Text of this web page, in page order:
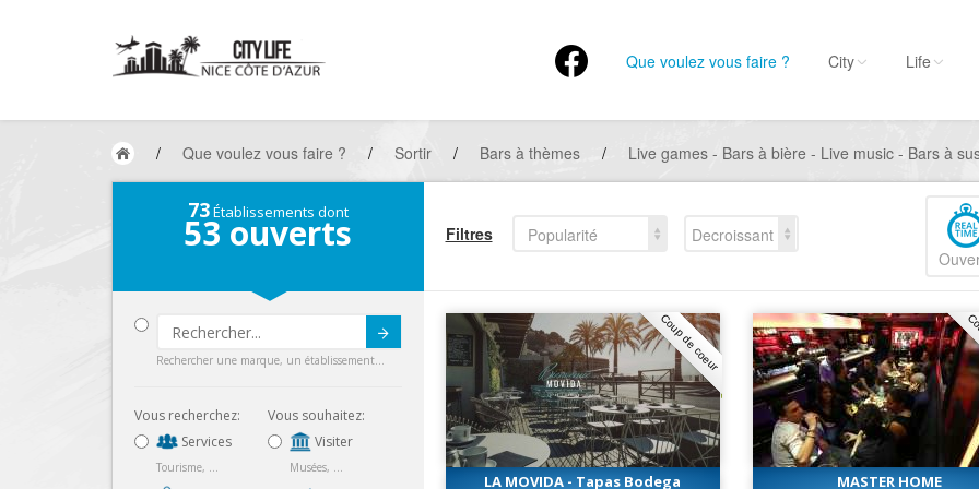
Que voulez vous faire ? City Life
/ Que voulez vous faire ? / Sortir / Bars à thèmes / Live games - Bars à bière - Live music - Bars à
73Établissements dont
53 ouverts
Rechercher une marque, un établissement...
Vous recherchez:
Services
Tourisme, ...
Vous souhaitez:
Visiter
Musées, ...
Filtres Popularité
Decroissant
Coup de coeur
LA MOVIDA - Tapas Bodega
MASTER HOME